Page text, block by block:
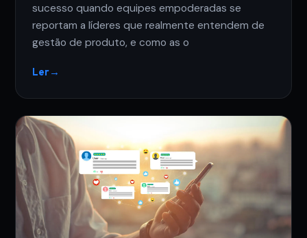
sucesso quando equipes empoderadas se
reportam a líderes que realmente entendem de
gestão de produto, e como as o
Ler→